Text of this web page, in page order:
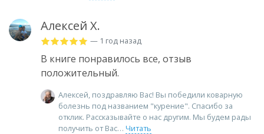
Алексей Х.
— 1 год назад
В книге понравилось все, отзыв
положительный.
Алексей, поздравляю Вас! Вы победили коварную
болезнь под названием "курение". Спасибо за
отклик. Рассказывайте о нас другим. Мы будем рады
получить от Вас
Читать